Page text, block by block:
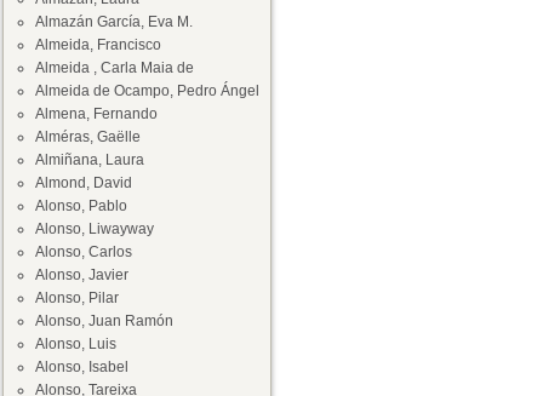
Almazán García, Eva M.
Almeida, Francisco
Almeida , Carla Maia de
Almeida de Ocampo, Pedro Ángel
Almena, Fernando
Alméras, Gaëlle
Almiñana, Laura
Almond, David
Alonso, Pablo
Alonso, Liwayway
Alonso, Carlos
Alonso, Javier
Alonso, Pilar
Alonso, Juan Ramón
Alonso, Luis
Alonso, Isabel
Alonso, Tareixa